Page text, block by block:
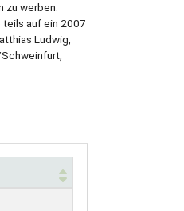
zu werben.
teils auf ein 2007
Ludwig,